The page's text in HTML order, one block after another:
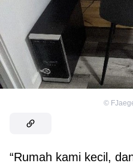
©
“Rumah kami kecil,